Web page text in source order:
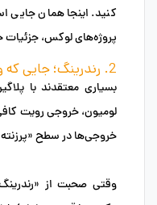
کنید. اینجا همان
پروژه‌های لوکس، جزئیات
2. رندرینگ؛ جایی که واقعیت متولد می‌شود
لومیون، خروجی رویت
خروجی‌ها در سطح
وقتی صحبت از